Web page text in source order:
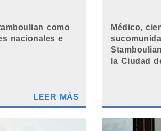
como
nacionales e
LEER MÁS
Médico,
la Ciudad